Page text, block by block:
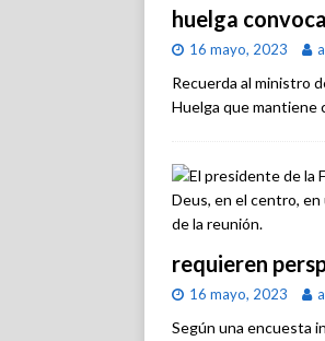
huelga
16 mayo, 2023
Recuerda al ministro
Huelga que mantiene
requieren
16 mayo, 2023
Según una encuesta